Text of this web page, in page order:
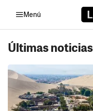
Menú
Últimas